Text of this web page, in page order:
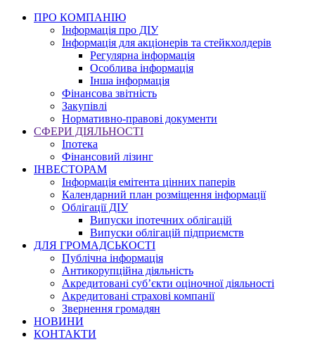
ПРО КОМПАНІЮ
Інформація про ДІУ
Інформація для акціонерів та стейкхолдерів
Регулярна інформація
Особлива інформація
Інша інформація
Фінансова звітність
Закупівлі
Нормативно-правові документи
СФЕРИ ДІЯЛЬНОСТІ
Іпотека
Фінансовий лізинг
ІНВЕСТОРАМ
Інформація емітента цінних паперів
Календарний план розміщення інформації
Облігації ДІУ
Випуски іпотечних облігацій
Випуски облігацій підприємств
ДЛЯ ГРОМАДСЬКОСТІ
Публічна інформація
Антикорупційна діяльність
Акредитовані суб’єкти оціночної діяльності
Акредитовані страхові компанії
Звернення громадян
НОВИНИ
КОНТАКТИ